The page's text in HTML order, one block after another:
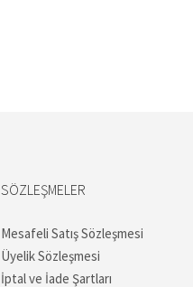
SÖZLEŞMELER
Mesafeli Satış Sözleşmesi
Üyelik Sözleşmesi
İptal ve İade Şartları